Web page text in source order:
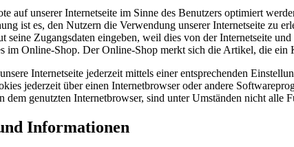
auf unserer Internetseite im Sinne des Benutzers optimiert
ist es, den Nutzern die Verwendung unserer Internetseite zu
seine Zugangsdaten eingeben, weil dies von der Internetseite
im Online-Shop. Der Online-Shop merkt sich die Artikel, die
Internetseite jederzeit mittels einer entsprechenden
jederzeit über einen Internetbrowser oder andere
genutzten Internetbrowser, sind unter Umständen nicht alle
Informationen